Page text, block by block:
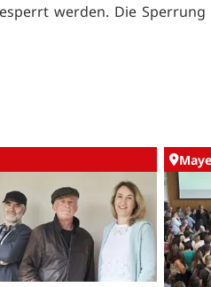
werden. Die